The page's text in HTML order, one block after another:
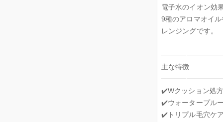
電子水のイオン効
9種のアロマオイ
レンジングです。
主な特徴
✔️Wクッション処
✔️ウォータープル
✔️トリプル毛穴ケ